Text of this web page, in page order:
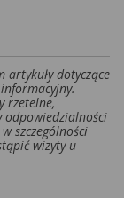
artykuły dotyczące
rzetelne,
odpowiedzialności
szczególności
wizyty u